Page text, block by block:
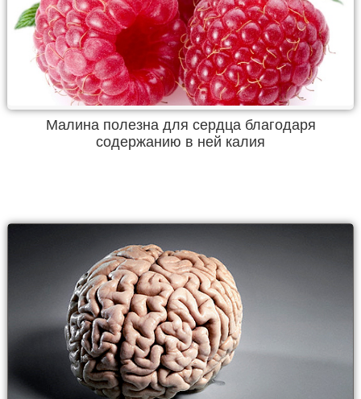
Малина полезна для сердца благодаря
содержанию в ней калия